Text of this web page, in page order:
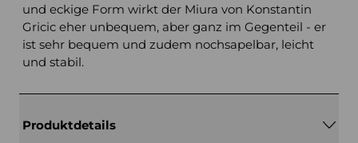
und eckige Form wirkt der Miura von Konstantin
Gricic eher unbequem, aber ganz im Gegenteil - er
ist sehr bequem und zudem nochsapelbar, leicht
und stabil.
Produktdetails